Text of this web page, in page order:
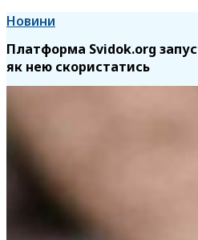
Новини
Платформа Svidok.org
як нею скористатись